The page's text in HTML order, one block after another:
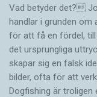
Vad betyder det?
handlar i grunden om
för att få en fördel, till
det ursprungliga
skapar sig en falsk
bilder, ofta för att
Dogfishing är troligen